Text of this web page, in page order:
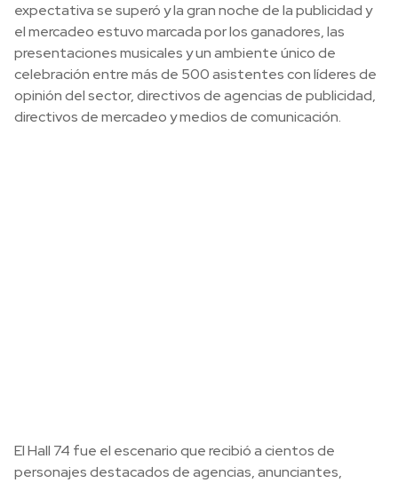
expectativa se superó y la gran noche de la publicidad y
el mercadeo estuvo marcada por los ganadores, las
presentaciones musicales y un ambiente único de
celebración entre más de 500 asistentes con líderes de
opinión del sector, directivos de agencias de publicidad,
directivos de mercadeo y medios de comunicación.
El Hall 74 fue el escenario que recibió a cientos de
personajes destacados de agencias, anunciantes,